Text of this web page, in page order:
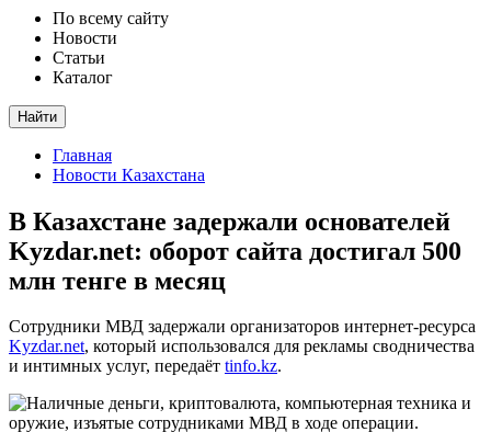
По всему сайту
Новости
Статьи
Каталог
Найти
Главная
Новости Казахстана
В Казахстане задержали основателей
Kyzdar.net: оборот сайта достигал 500
млн тенге в месяц
Сотрудники МВД задержали организаторов интернет-ресурса
Kyzdar.net, который использовался для рекламы сводничества
и интимных услуг, передаёт tinfo.kz.